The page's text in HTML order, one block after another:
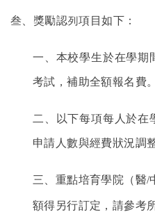
叁、獎勵認列項目如下：
一、本校學生於在學期
考試，補助全額報名費。
二、以下每項每人於在
申請人數與經費狀況調
三、重點培育學院（醫/
額得另行訂定，請參考